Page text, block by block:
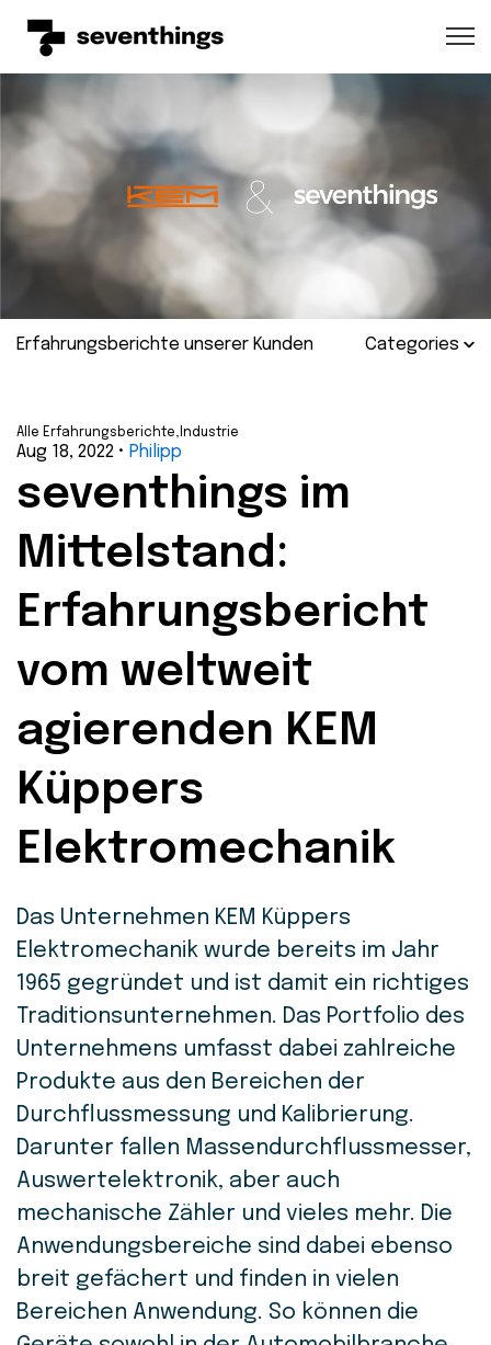
Erfahrungsberichte unserer Kunden Categories
Alle Erfahrungsberichte, Industrie
Aug 18, 2022 • Philipp
seventhings im
Mittelstand:
Erfahrungsbericht
vom weltweit
agierenden KEM
Küppers
Elektromechanik
Das Unternehmen KEM Küppers
Elektromechanik wurde bereits im Jahr
1965 gegründet und ist damit ein richtiges
Traditionsunternehmen. Das Portfolio des
Unternehmens umfasst dabei zahlreiche
Produkte aus den Bereichen der
Durchfluss­messung und Kalibrierung.
Darunter fallen Massendurchflussmesser,
Auswertelektronik, aber auch
mechanische Zähler und vieles mehr. Die
Anwendungsbereiche sind dabei ebenso
breit gefächert und finden in vielen
Bereichen Anwendung. So können die